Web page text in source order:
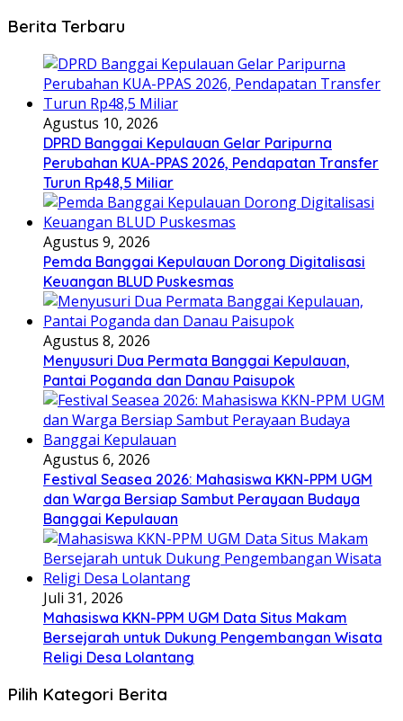
Berita Terbaru
Agustus 10, 2026
DPRD Banggai Kepulauan Gelar Paripurna
Perubahan KUA-PPAS 2026, Pendapatan Transfer
Turun Rp48,5 Miliar
Agustus 9, 2026
Pemda Banggai Kepulauan Dorong Digitalisasi
Keuangan BLUD Puskesmas
Agustus 8, 2026
Menyusuri Dua Permata Banggai Kepulauan,
Pantai Poganda dan Danau Paisupok
Agustus 6, 2026
Festival Seasea 2026: Mahasiswa KKN-PPM UGM
dan Warga Bersiap Sambut Perayaan Budaya
Banggai Kepulauan
Juli 31, 2026
Mahasiswa KKN-PPM UGM Data Situs Makam
Bersejarah untuk Dukung Pengembangan Wisata
Religi Desa Lolantang
Pilih Kategori Berita